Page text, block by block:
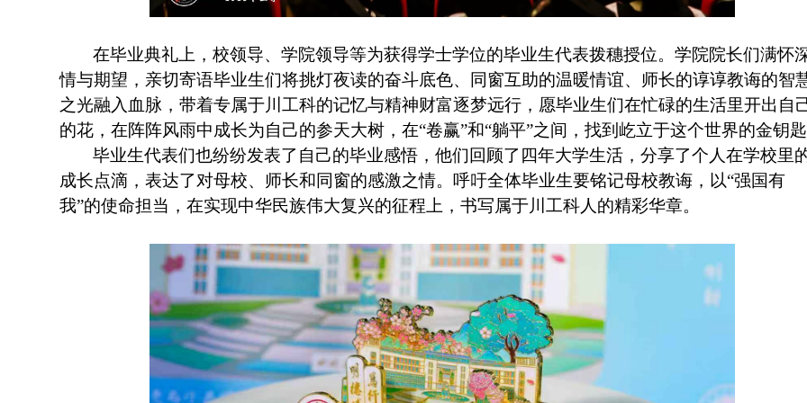
在毕业典礼上，校领导、学院领导等为获得学士学位的毕业生代表拨穗授位。学院院长们满怀
情与期望，亲切寄语毕业生们将挑灯夜读的奋斗底色、同窗互助的温暖情谊、师长的谆谆教诲的智
之光融入血脉，带着专属于川工科的记忆与精神财富逐梦远行，愿毕业生们在忙碌的生活里开出自
的花，在阵阵风雨中成长为自己的参天大树，在“卷赢”和“躺平”之间，找到屹立于这个世界的金钥匙
毕业生代表们也纷纷发表了自己的毕业感悟，他们回顾了四年大学生活，分享了个人在学校里
成长点滴，表达了对母校、师长和同窗的感激之情。呼吁全体毕业生要铭记母校教诲，以“强国有
我”的使命担当，在实现中华民族伟大复兴的征程上，书写属于川工科人的精彩华章。